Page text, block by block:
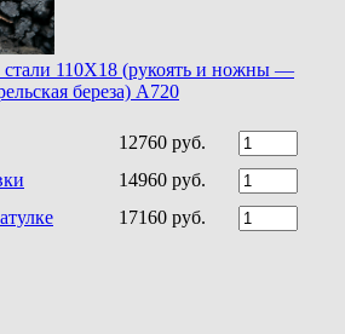
110Х18 (рукоять и ножны —
береза) A720
12760 руб.
14960 руб.
17160 руб.